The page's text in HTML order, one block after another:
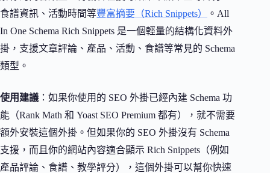
食譜資訊、活動時間等豐富摘要（Rich Snippets）
。All
In One Schema Rich Snippets 是一個輕量的結構化資料外
掛，支援文章評論、產品、活動、食譜等常見的 Schema
類型。
使用建議 ：如果你使用的 SEO 外掛已經內建 Schema 功
能（Rank Math 和 Yoast SEO Premium 都有），就不需要
額外安裝這個外掛。但如果你的 SEO 外掛沒有 Schema
支援，而且你的網站內容適合顯示 Rich Snippets（例如
產品評論、食譜、教學評分），這個外掛可以幫你快速